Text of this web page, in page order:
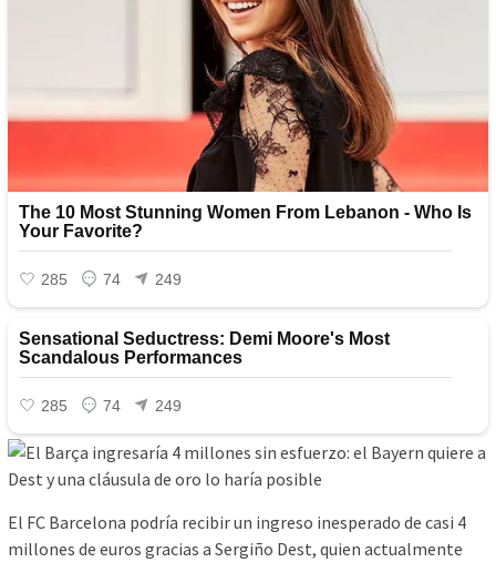
El FC Barcelona podría recibir un ingreso inesperado de casi 4
millones de euros gracias a Sergiño Dest, quien actualmente